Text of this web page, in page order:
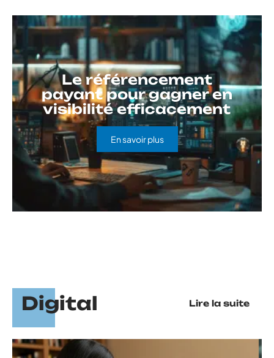
Le référencement
payant pour gagner en
visibilité efficacement
En savoir plus
Digital Lire la suite